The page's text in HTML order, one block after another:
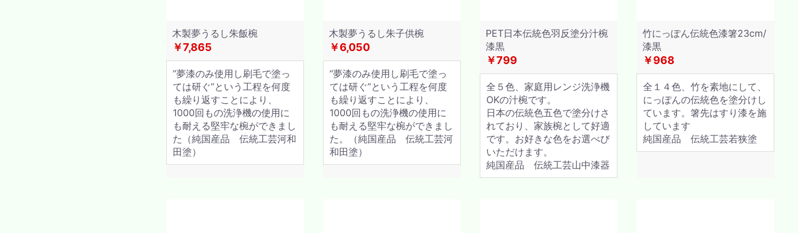
木製夢うるし朱飯椀
￥7,865
”夢漆のみ使用し刷毛で塗っ
ては研ぐ”という工程を何度
も繰り返すことにより、
1000回もの洗浄機の使用に
も耐える堅牢な椀ができまし
た（純国産品 伝統工芸河和
田塗）
木製夢うるし朱子供椀
￥6,050
”夢漆のみ使用し刷毛で塗っ
ては研ぐ”という工程を何度
も繰り返すことにより、
1000回もの洗浄機の使用に
も耐える堅牢な椀ができまし
た。（純国産品 伝統工芸河
和田塗）
PET日本伝統色羽反塗分汁椀
漆黒
￥799
全５色、家庭用レンジ洗浄機
OKの汁椀です。
日本の伝統色五色で塗分けさ
れており、家族椀として好適
です。お好きな色をお選べび
いただけます。
純国産品 伝統工芸山中漆器
竹にっぽん伝統色漆箸23cm/
漆黒
￥968
全１４色、竹を素地にして、
にっぽんの伝統色を塗分けし
ています。箸先はすり漆を施
しています
純国産品 伝統工芸若狭塗